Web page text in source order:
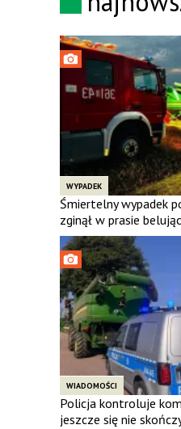
WYPADEK
Śmiertelny wypadek
zginął w prasie
WIADOMOŚCI
Policja kontroluje
jeszcze się nie